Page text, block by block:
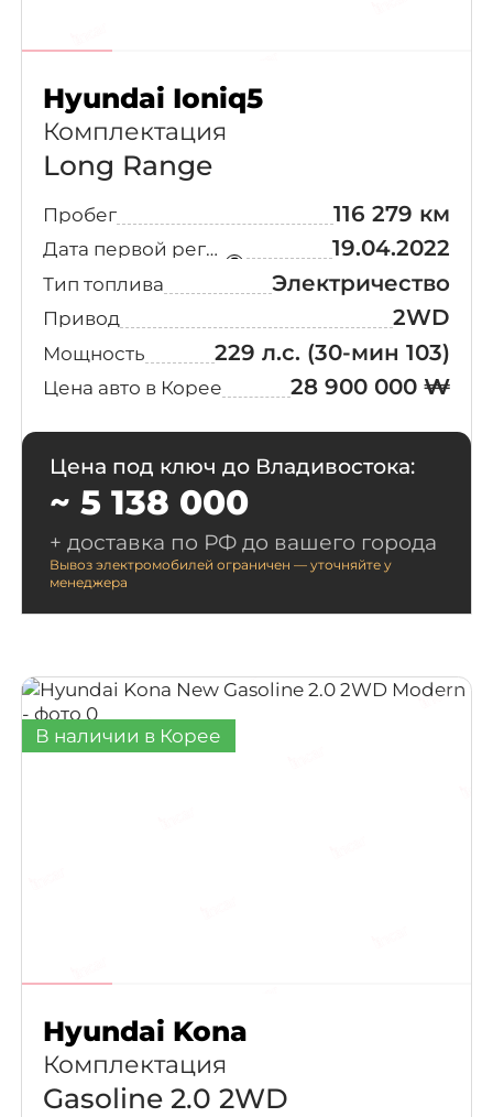
Hyundai Ioniq5
Комплектация
Long Range
Пробег 116 279 км
Дата первой регистрации 19.04.2022
Тип топлива Электричество
Привод 2WD
Мощность 229 л.с. (30-мин 103)
Цена авто в Корее 28 900 000 ₩
Цена под ключ до Владивостока:
~ 5 138 000
+ доставка по РФ до вашего города
Вывоз электромобилей ограничен — уточняйте у
менеджера
В наличии в Корее
Hyundai Kona
Комплектация
Gasoline 2.0 2WD